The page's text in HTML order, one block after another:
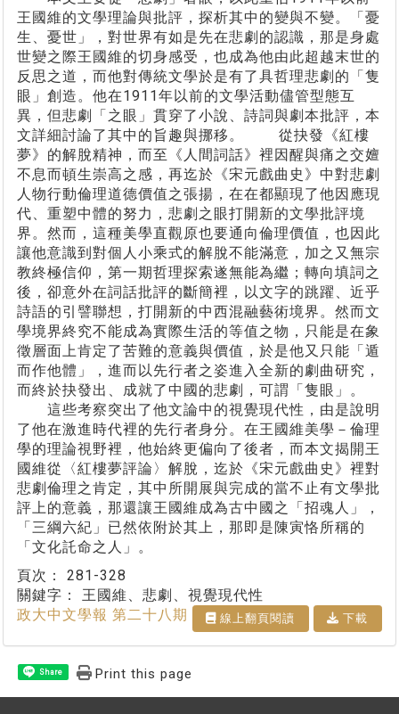
王國維的文學理論與批評，探析其中的變與不變。「憂
生、憂世」，對世界有如是先在悲劇的認識，那是身處
世變之際王國維的切身感受，也成為他由此超越末世的
反思之道，而他對傳統文學於是有了具哲理悲劇的「隻
眼」創造。他在1911年以前的文學活動儘管型態互
異，但悲劇「之眼」貫穿了小說、詩詞與劇本批評，本
文詳細討論了其中的旨趣與挪移。 從抉發《紅樓
夢》的解脫精神，而至《人間詞話》裡因醒與痛之交嬗
不息而頓生崇高之感，再迄於《宋元戲曲史》中對悲劇
人物行動倫理道德價值之張揚，在在都顯現了他因應現
代、重塑中體的努力，悲劇之眼打開新的文學批評境
界。然而，這種美學直觀原也要通向倫理價值，也因此
讓他意識到對個人小乘式的解脫不能滿意，加之又無宗
教終極信仰，第一期哲理探索遂無能為繼；轉向填詞之
後，卻意外在詞話批評的斷簡裡，以文字的跳躍、近乎
詩語的引譬聯想，打開新的中西混融藝術境界。然而文
學境界終究不能成為實際生活的等值之物，只能是在象
徵層面上肯定了苦難的意義與價值，於是他又只能「遁
而作他體」，進而以先行者之姿進入全新的劇曲研究，
而終於抉發出、成就了中國的悲劇，可謂「隻眼」。
這些考察突出了他文論中的視覺現代性，由是說明
了他在激進時代裡的先行者身分。在王國維美學－倫理
學的理論視野裡，他始終更偏向了後者，而本文揭開王
國維從〈紅樓夢評論〉解脫，迄於《宋元戲曲史》裡對
悲劇倫理之肯定，其中所開展與完成的當不止有文學批
評上的意義，那還讓王國維成為古中國之「招魂人」，
「三綱六紀」已然依附於其上，那即是陳寅恪所稱的
「文化託命之人」。
頁次： 281-328
關鍵字： 王國維、悲劇、視覺現代性
政大中文學報 第二十八期
線上翻⾴閱讀 下載
Share Print this page